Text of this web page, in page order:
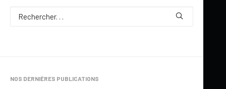
NOS DERNIÈRES PUBLICATIONS
1 Minute | 31 mai 2010